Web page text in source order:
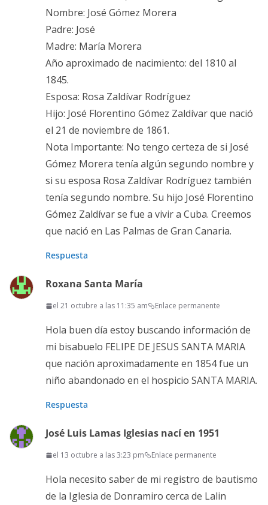
Nombre: José Gómez Morera
Padre: José
Madre: María Morera
Año aproximado de nacimiento: del 1810 al
1845.
Esposa: Rosa Zaldívar Rodríguez
Hijo: José Florentino Gómez Zaldívar que nació
el 21 de noviembre de 1861.
Nota Importante: No tengo certeza de si José
Gómez Morera tenía algún segundo nombre y
si su esposa Rosa Zaldívar Rodríguez también
tenía segundo nombre. Su hijo José Florentino
Gómez Zaldívar se fue a vivir a Cuba. Creemos
que nació en Las Palmas de Gran Canaria.
Respuesta
Roxana Santa María
el 21 octubre a las 11:35 am Enlace permanente
Hola buen día estoy buscando información de
mi bisabuelo FELIPE DE JESUS SANTA MARIA
que nación aproximadamente en 1854 fue un
niño abandonado en el hospicio SANTA MARIA.
Respuesta
José Luis Lamas Iglesias nací en 1951
el 13 octubre a las 3:23 pm Enlace permanente
Hola necesito saber de mi registro de bautismo
de la Iglesia de Donramiro cerca de Lalin